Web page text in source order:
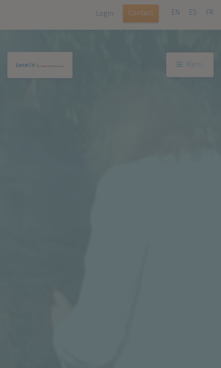
Login Contact EN ES FR
Menu